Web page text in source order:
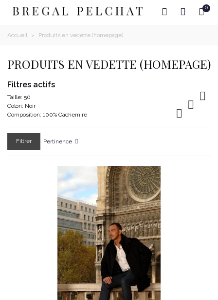
0
Accueil > Produits en vedette (homepage)
PRODUITS EN VEDETTE (HOMEPAGE)
Filtres actifs
Taille: 50 
Colori: Noir 
Composition: 100% Cachemire 
Filtrer Pertinence